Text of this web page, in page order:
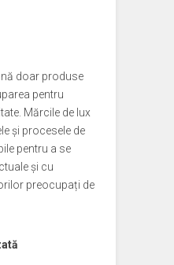
doar produse
pentru
Mărcile de lux
și procesele de
pentru a se
și cu
preocupați de